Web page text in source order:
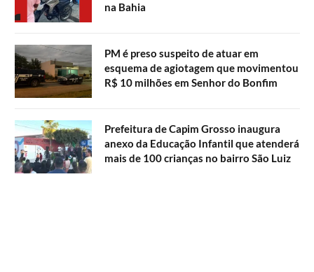
na Bahia
PM é preso suspeito de atuar em
esquema de agiotagem que movimentou
R$ 10 milhões em Senhor do Bonfim
Prefeitura de Capim Grosso inaugura
anexo da Educação Infantil que atenderá
mais de 100 crianças no bairro São Luiz